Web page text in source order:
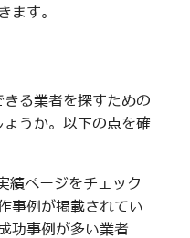
ます。
る業者を探すための
うか。以下の点を確
績ページをチェック
事例が掲載されてい
功事例が多い業者